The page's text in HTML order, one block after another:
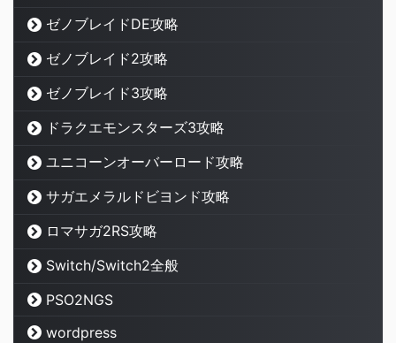
ゼノブレイドDE攻略
ゼノブレイド2攻略
ゼノブレイド3攻略
ドラクエモンスターズ3攻略
ユニコーンオーバーロード攻略
サガエメラルドビヨンド攻略
ロマサガ2RS攻略
Switch/Switch2全般
PSO2NGS
wordpress